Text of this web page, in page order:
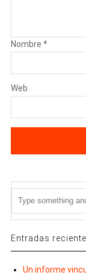
Nombre *
Web
Entradas
Un informe